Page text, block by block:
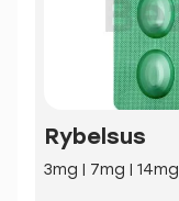
Rybelsus
3mg | 7mg | 14mg